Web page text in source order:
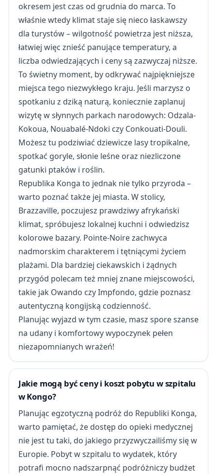
okresem jest czas od grudnia do marca. To
właśnie wtedy klimat staje się nieco łaskawszy
dla turystów – wilgotność powietrza jest niższa,
łatwiej więc znieść panujące temperatury, a
liczba odwiedzających i ceny są zazwyczaj niższe.
To świetny moment, by odkrywać najpiękniejsze
miejsca tego niezwykłego kraju. Jeśli marzysz o
spotkaniu z dziką naturą, koniecznie zaplanuj
wizytę w słynnych parkach narodowych: Odzala-
Kokoua, Nouabalé-Ndoki czy Conkouati-Douli.
Możesz tu podziwiać dziewicze lasy tropikalne,
spotkać goryle, słonie leśne oraz niezliczone
gatunki ptaków i roślin.
Republika Konga to jednak nie tylko przyroda –
warto poznać także jej miasta. W stolicy,
Brazzaville, poczujesz prawdziwy afrykański
klimat, spróbujesz lokalnej kuchni i odwiedzisz
kolorowe bazary. Pointe-Noire zachwyca
nadmorskim charakterem i tętniącymi życiem
plażami. Dla bardziej ciekawskich i żądnych
przygód polecam też mniej znane miejscowości,
takie jak Owando czy Impfondo, gdzie poznasz
autentyczną kongijską codzienność.
Planując wyjazd w tym czasie, masz spore szanse
na udany i komfortowy wypoczynek pełen
niezapomnianych wrażeń!
Jakie mogą być ceny i koszt pobytu w szpitalu
w Kongo?
Planując egzotyczną podróż do Republiki Konga,
warto pamiętać, że dostęp do opieki medycznej
nie jest tu taki, do jakiego przyzwyczailiśmy się w
Europie. Pobyt w szpitalu to wydatek, który
potrafi mocno nadszarpnąć podróżniczy budżet